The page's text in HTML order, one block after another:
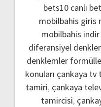
bets10 canlı
mobilbahis giris
mobilbahis indir
diferansiyel
denklemler
konuları çankaya tv
tamiri, çankaya
tamircisi,